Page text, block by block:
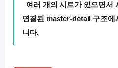
여러 개의 시트가 있으면서
연결된 master-detail 구조에
니다.